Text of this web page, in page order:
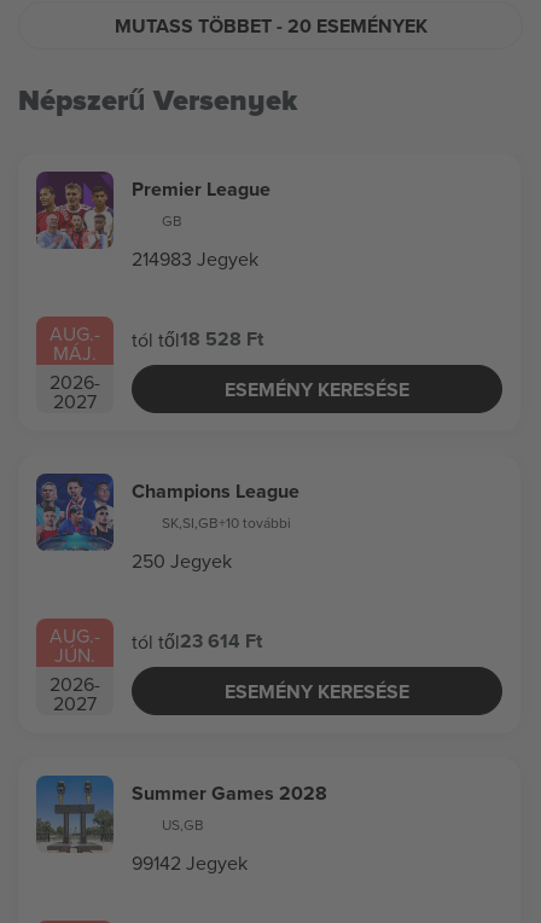
MUTASS TÖBBET- 20 ESEMÉNYEK
Népszerű Versenyek
AUG.-
MÁJ.
2026-
2027
Premier League
GB
214983 Jegyek
tól től18 528 Ft
ESEMÉNY KERESÉSE
AUG.-
JÚN.
2026-
2027
Champions League
SK,SI,GB+10 további
250 Jegyek
tól től23 614 Ft
ESEMÉNY KERESÉSE
Summer Games 2028
US,GB
99142 Jegyek